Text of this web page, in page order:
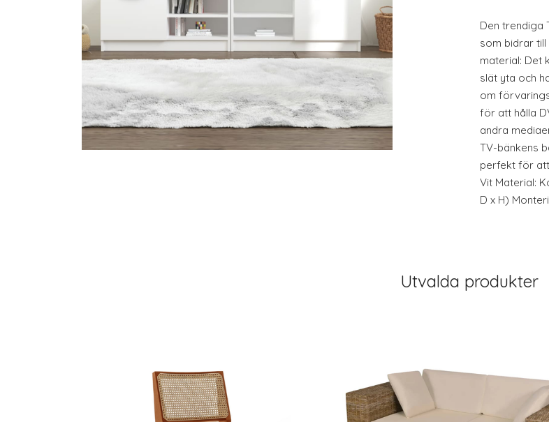
Den trendiga
som bidrar
material: Det
slät yta och
om
för att hålla
andra
TV-bänkens
perfekt för
Vit Material:
D x H)
Utvalda produkter